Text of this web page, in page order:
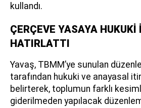
kullandı.
ÇERÇEVE YASAYA
HATIRLATTI
Yavaş, TBMM’ye sunulan
tarafından hukuki ve anayasal
belirterek, toplumun farklı
giderilmeden yapılacak